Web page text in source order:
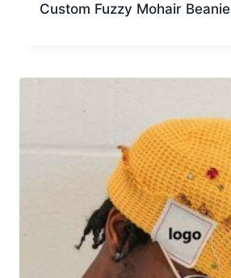
Custom Fuzzy Mohair Beanie